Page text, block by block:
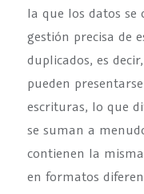
la que los datos se
gestión precisa de
duplicados, es
pueden
escrituras, lo que
se suman a
contienen la
en formatos